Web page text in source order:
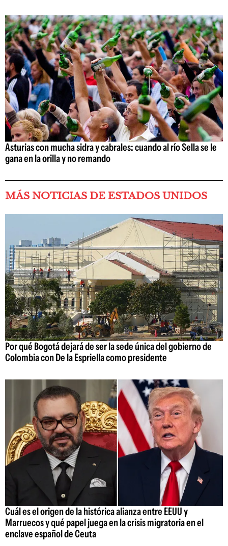
Asturias con mucha sidra y cabrales: cuando al río Sella se le
gana en la orilla y no remando
MÁS NOTICIAS DE ESTADOS UNIDOS
Por qué Bogotá dejará de ser la sede única del gobierno de
Colombia con De la Espriella como presidente
Cuál es el origen de la histórica alianza entre EEUU y
Marruecos y qué papel juega en la crisis migratoria en el
enclave español de Ceuta